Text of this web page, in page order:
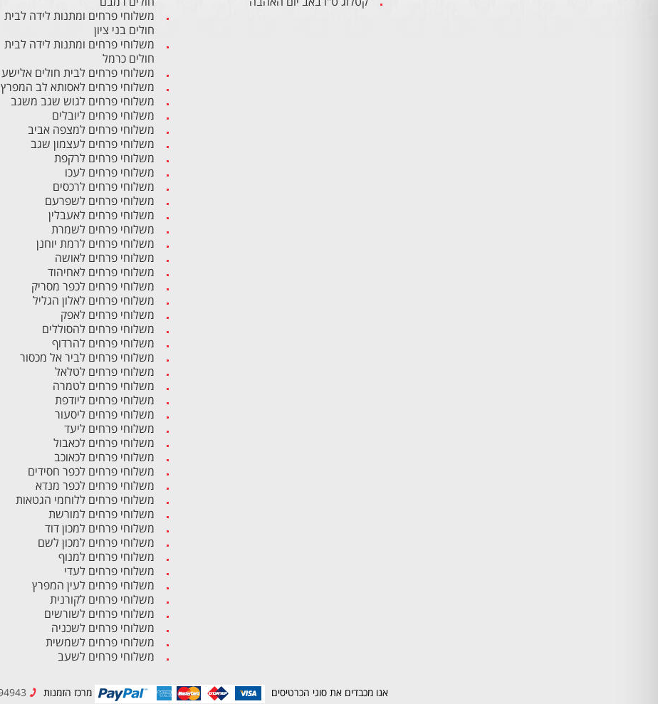
משלוחי פרחים ומתנות לידה לבית
חולים בני ציון
משלוחי פרחים ומתנות לידה לבית
חולים כרמל
משלוחי פרחים לבית חולים אלישע
משלוחי פרחים לאסותא לב המפרץ
משלוחי פרחים לגוש שגב משגב
משלוחי פרחים ליובלים
משלוחי פרחים למצפה אביב
משלוחי פרחים לעצמון שגב
משלוחי פרחים לרקפת
משלוחי פרחים לעכו
משלוחי פרחים לרכסים
משלוחי פרחים לשפרעם
משלוחי פרחים לאעבלין
משלוחי פרחים לשמרת
משלוחי פרחים לרמת יוחנן
משלוחי פרחים לאושה
משלוחי פרחים לאחיהוד
משלוחי פרחים לכפר מסריק
משלוחי פרחים לאלון הגליל
משלוחי פרחים לאפק
משלוחי פרחים להסוללים
משלוחי פרחים להרדוף
משלוחי פרחים לביר אל מכסור
משלוחי פרחים לטלאל
משלוחי פרחים לטמרה
משלוחי פרחים ליודפת
משלוחי פרחים ליסעור
משלוחי פרחים ליעד
משלוחי פרחים לכאבול
משלוחי פרחים לכאוכב
משלוחי פרחים לכפר חסידים
משלוחי פרחים לכפר מנדא
משלוחי פרחים ללוחמי הגטאות
משלוחי פרחים למורשת
משלוחי פרחים למכון דוד
משלוחי פרחים למכון לשם
משלוחי פרחים למנוף
משלוחי פרחים לעדי
משלוחי פרחים לעין המפרץ
משלוחי פרחים לקורנית
משלוחי פרחים לשורשים
משלוחי פרחים לשכניה
משלוחי פרחים לשמשית
משלוחי פרחים לשעב
אנו מכבדים את סוגי הכרטיסים מרכז הזמנות